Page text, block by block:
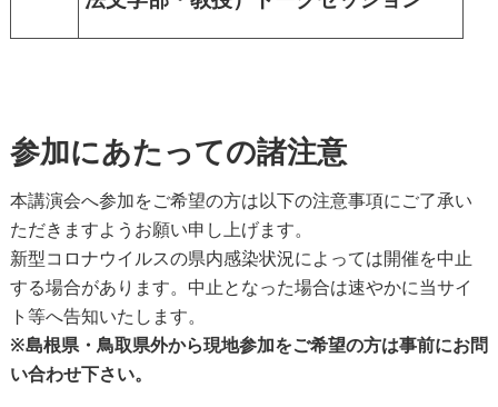
参加にあたっての諸注意
本講演会へ参加をご希望の方は以下の注意事項にご了承い
ただきますようお願い申し上げます。
新型コロナウイルスの県内感染状況によっては開催を中止
する場合があります。中止となった場合は速やかに当サイ
ト等へ告知いたします。
※島根県・鳥取県外から現地参加をご希望の方は事前にお問
い合わせ下さい。